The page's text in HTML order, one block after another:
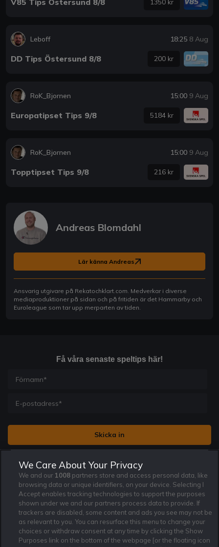
V85 Tips Östersund 8/8 1350 kr
Leboff 18:25 8 Aug
DD Tips Östersund 8/8 200 kr
RoK_Bjornen 15:00 9 Aug
Europatipset Tips 9/8 5184 kr
RoK_Bjornen 15:00 9 Aug
Topptipset Tips 9/8 216 kr
Andreas Blomdahl
Lär känna Andreas
Ansvarig utgivare på Rekatochklart.com. Medverkar i diverse
mediaproduktioner på sidan och på fritiden är det Hammarby och
Euroleague som tar upp merparten av tiden.
Få våra senaste speltips här!
Jag vill få nyhetsbrev från Rekatochklart och jag är 18+. Regler
och villkor gäller. *
Affiliate Modell
Om Rekatochklart
Ansvarsfullt Spelande
F.A.Q
Cookie Policy
Användarvilkor
We Care About Your Privacy
We and our 1008 partners store and access personal data, like
browsing data or unique identifiers, on your device. Selecting I
Accept enables tracking technologies to support the purposes
shown under we and our partners process data to provide. If
trackers are disabled, some content and ads you see may not be
as relevant to you. You can resurface this menu to change your
choices or withdraw consent at any time by clicking the Show
Purposes link on the bottom of the webpage [or the floating icon